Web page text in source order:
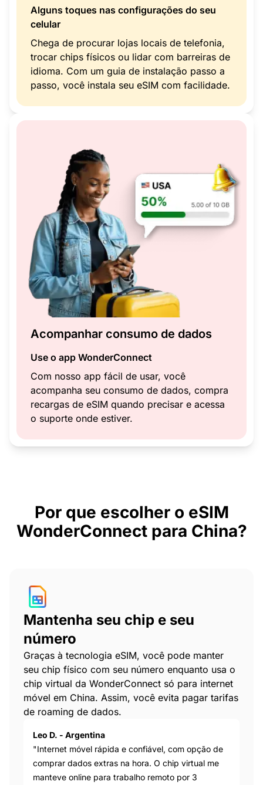
Alguns toques nas configurações do seu
celular
Chega de procurar lojas locais de telefonia,
trocar chips físicos ou lidar com barreiras de
idioma. Com um guia de instalação passo a
passo, você instala seu eSIM com facilidade.
Acompanhar consumo de dados
Use o app WonderConnect
Com nosso app fácil de usar, você
acompanha seu consumo de dados, compra
recargas de eSIM quando precisar e acessa
o suporte onde estiver.
Por que escolher o eSIM
WonderConnect para China?
Mantenha seu chip e seu
número
Graças à tecnologia eSIM, você pode manter
seu chip físico com seu número enquanto usa o
chip virtual da WonderConnect só para internet
móvel em China. Assim, você evita pagar tarifas
de roaming de dados.
Leo D. - Argentina
"Internet móvel rápida e confiável, com opção de
comprar dados extras na hora. O chip virtual me
manteve online para trabalho remoto por 3